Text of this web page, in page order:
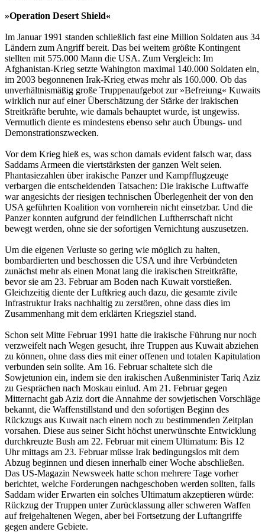
»Operation Desert Shield«
Im Januar 1991 standen schließlich fast eine Million Soldaten aus 34
Ländern zum Angriff bereit. Das bei weitem größte Kontingent
stellten mit 575.000 Mann die USA. Zum Vergleich: Im
Afghanistan-Krieg setzte Wahington maximal 140.000 Soldaten ein,
im 2003 begonnenen Irak-Krieg etwas mehr als 160.000. Ob das
unverhältnismäßig große Truppenaufgebot zur »Befreiung« Kuwaits
wirklich nur auf einer Überschätzung der Stärke der irakischen
Streitkräfte beruhte, wie damals behauptet wurde, ist ungewiss.
Vermutlich diente es mindestens ebenso sehr auch Übungs- und
Demonstrationszwecken.
Vor dem Krieg hieß es, was schon damals evident falsch war, dass
Saddams Armeen die viertstärksten der ganzen Welt seien.
Phantasiezahlen über irakische Panzer und Kampfflugzeuge
verbargen die entscheidenden Tatsachen: Die irakische Luftwaffe
war angesichts der riesigen technischen Überlegenheit der von den
USA geführten Koalition von vornherein nicht einsetzbar. Und die
Panzer konnten aufgrund der feindlichen Luftherrschaft nicht
bewegt werden, ohne sie der sofortigen Vernichtung auszusetzen.
Um die eigenen Verluste so gering wie möglich zu halten,
bombardierten und beschossen die USA und ihre Verbündeten
zunächst mehr als einen Monat lang die irakischen Streitkräfte,
bevor sie am 23. Februar am Boden nach Kuwait vorstießen.
Gleichzeitig diente der Luftkrieg auch dazu, die gesamte zivile
Infrastruktur Iraks nachhaltig zu zerstören, ohne dass dies im
Zusammenhang mit dem erklärten Kriegsziel stand.
Schon seit Mitte Februar 1991 hatte die irakische Führung nur noch
verzweifelt nach Wegen gesucht, ihre Truppen aus Kuwait abziehen
zu können, ohne dass dies mit einer offenen und totalen Kapitulation
verbunden sein sollte. Am 16. Februar schaltete sich die
Sowjetunion ein, indem sie den irakischen Außenminister Tariq Aziz
zu Gesprächen nach Moskau einlud. Am 21. Februar gegen
Mitternacht gab Aziz dort die Annahme der sowjetischen Vorschläge
bekannt, die Waffenstillstand und den sofortigen Beginn des
Rückzugs aus Kuwait nach einem noch zu bestimmenden Zeitplan
vorsahen. Diese aus seiner Sicht höchst unerwünschte Entwicklung
durchkreuzte Bush am 22. Februar mit einem Ultimatum: Bis 12
Uhr mittags am 23. Februar müsse Irak bedingungslos mit dem
Abzug beginnen und diesen innerhalb einer Woche abschließen.
Das US-Magazin Newsweek hatte schon mehrere Tage vorher
berichtet, welche Forderungen nachgeschoben werden sollten, falls
Saddam wider Erwarten ein solches Ultimatum akzeptieren würde:
Rückzug der Truppen unter Zurücklassung aller schweren Waffen
auf freigehaltenen Wegen, aber bei Fortsetzung der Luftangriffe
gegen andere Gebiete.